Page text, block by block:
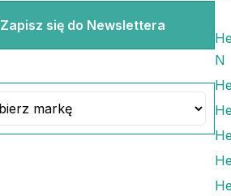
Zapisz się do Newslettera
N